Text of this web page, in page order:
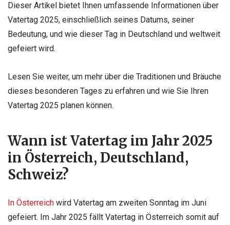
Dieser Artikel bietet Ihnen umfassende Informationen über
Vatertag 2025, einschließlich seines Datums, seiner
Bedeutung, und wie dieser Tag in Deutschland und weltweit
gefeiert wird.
Lesen Sie weiter, um mehr über die Traditionen und Bräuche
dieses besonderen Tages zu erfahren und wie Sie Ihren
Vatertag 2025 planen können.
Wann ist Vatertag im Jahr 2025
in Österreich, Deutschland,
Schweiz?
In Österreich wird Vatertag am zweiten Sonntag im Juni
gefeiert. Im Jahr 2025 fällt Vatertag in Österreich somit auf